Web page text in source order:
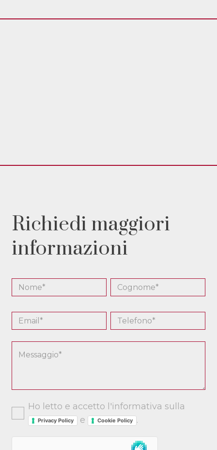
Richiedi maggiori
informazioni
Ho letto e accetto l'informativa sulla
Privacy Policy e Cookie Policy .